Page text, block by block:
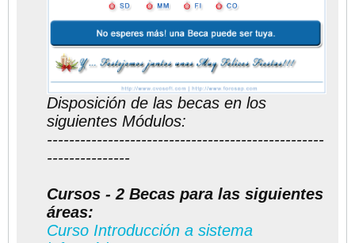
Disposición de las becas en los
siguientes Módulos:
--------------------------------------------------
---------------
Cursos - 2 Becas para las siguientes
áreas:
Curso Introducción a sistema